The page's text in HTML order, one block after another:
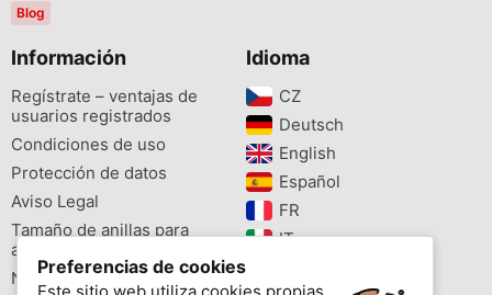
Blog
Información
Regístrate – ventajas de
usuarios registrados
Condiciones de uso
Protección de datos
Aviso Legal
Tamaño de anillas para
aves
Newsletter
Idioma
CZ‎
Deutsch‎
English‎
Español‎
FR‎
IT‎
Preferencias de cookies